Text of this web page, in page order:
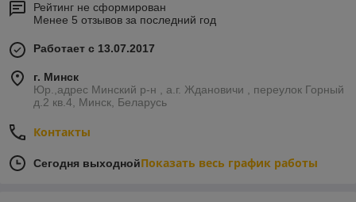
Рейтинг не сформирован
Менее 5 отзывов за последний год
Работает с 13.07.2017
г. Минск
Юр.,адрес Минский р-н , а.г. Ждановичи , переулок Горный
д.2 кв.4, Минск, Беларусь
Контакты
Сегодня выходнойПоказать весь график работы